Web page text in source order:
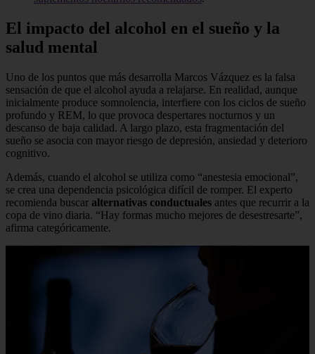
El impacto del alcohol en el sueño y la
salud mental
Uno de los puntos que más desarrolla Marcos Vázquez es la falsa
sensación de que el alcohol ayuda a relajarse. En realidad, aunque
inicialmente produce somnolencia, interfiere con los ciclos de sueño
profundo y REM, lo que provoca despertares nocturnos y un
descanso de baja calidad. A largo plazo, esta fragmentación del
sueño se asocia con mayor riesgo de depresión, ansiedad y deterioro
cognitivo.
Además, cuando el alcohol se utiliza como “anestesia emocional”,
se crea una dependencia psicológica difícil de romper. El experto
recomienda buscar alternativas conductuales antes que recurrir a la
copa de vino diaria. “Hay formas mucho mejores de desestresarte”,
afirma categóricamente.